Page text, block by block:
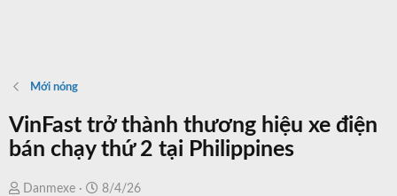
Mới nóng
VinFast trở thành thương hiệu xe điện
bán chạy thứ 2 tại Philippines
T
Danmexe
N
8/4/26